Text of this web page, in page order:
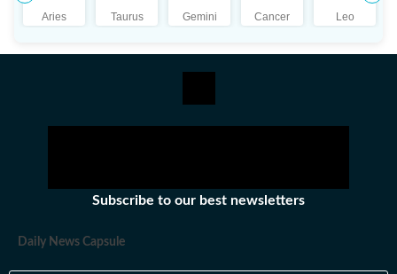
বিশ্ববিদ্যালয়, শান্তিনিকেতন থেকে সাংবাদিকতা ও গণযোগাযোগে
স্নাতকোত্তর (এম.এ.) ডিগ্রি অর্জন করেন। ব্যক্তিগত পছন্দ ও নেশা:
নেশা। ছুটির দুপুরগুলো তাঁর কাটে গল্পের বই নিয়ে। একটু লম্বা ছুটি পেলে তিনি
Aries Taurus Gemini Cancer Leo
Subscribe to our best newsletters
Daily News Capsule